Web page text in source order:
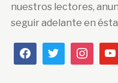
nuestros lectores,
seguir adelante en